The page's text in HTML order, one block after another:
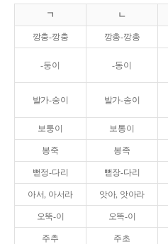
ㄱ ㄴ
깡충-깡충 깡총-깡총
-둥이 -동이
발가-숭이 발가-송이
보퉁이 보통이
봉죽 봉족
뻗정-다리 뻗장-다리
아서, 아서라 앗아, 앗아라
오뚝-이 오똑-이
주추 주초